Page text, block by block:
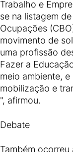
Trabalho e
se na listagem
Ocupações
movimento de
uma profissão
Fazer a
meio ambiente,
mobilização e
", afirmou.
Debate
Também